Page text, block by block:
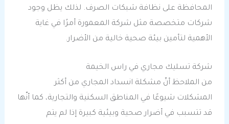
المحافظة على نظافة شبكات الصرف. لذلك يظل وجود
شركات متخصصة مثل شركة المعمورة أمرًا في غاية
الأهمية لتأمين بيئة صحية خالية من الأضرار.
شركة تسليك مجاري في راس الخيمة
من الملاحظ أنّ مشكلة انسداد المجاري من أكثر
المشكلات شيوعًا في المناطق السكنية والتجارية، كما أنّها
قد تتسبب في أضرار صحية وبيئية كبيرة إذا لم يتم